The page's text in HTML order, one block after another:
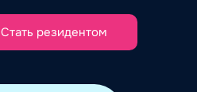
Стать резидентом